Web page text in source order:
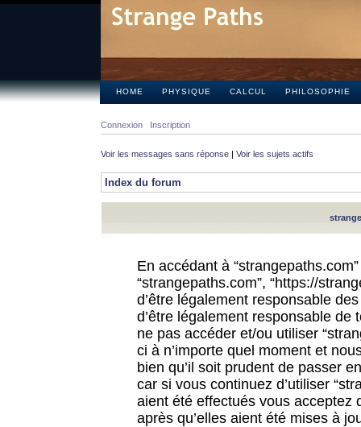
HOME PHYSIQUE CALCUL PHILOSOPHIE
Connexion Inscription
Voir les messages sans réponse | Voir les sujets actifs
Index du forum
En accédant à
“strangepaths.com”, “https://
d’être légalement responsable
d’être légalement responsable
ne pas accéder et/ou utiliser
ci à n’importe quel moment et
bien qu’il soit prudent de passer
car si vous continuez d’utiliser
aient été effectués vous acceptez
après qu’elles aient été mises à